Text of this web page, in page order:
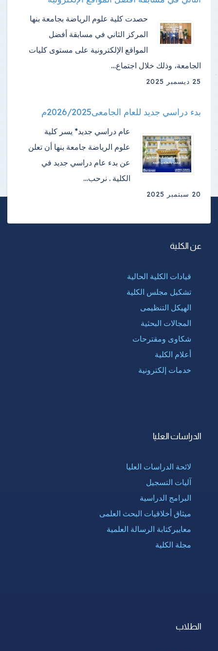
حصدت كلية علوم الرياضة بجامعة بنها
المركز الثاني في مسابقة أفضل
المواقع الإلكترونية على مستوى كليات
الجامعة، وذلك خلال اجتماع…
25 ديسمبر 2025
بدء دراسي جديد للعام الجامعى2026/2025م
عام دراسي جديد* يسر كلية
علوم الرياضة جامعة بنها أن تعلن
عن بدء عام دراسي جديد في
الكلية . نرحب…
20 سبتمبر 2025
عن الكلية
قيادات الكلية الحالية
تشكيل مجلس الكلية
الهيكل التنظيمى
المجالات البحثية
شكاوى ومقترحات
أعلام الكلية
خدمات إلكترونية
الدراسات العليا
لائحة الدراسات العليا
آليات التسجيل
البرامج الدراسية
ميثاق أخلاقيات البحث العلمى
معاييركتابة الرسالة العلمية
مجلة الكلية
الطلاب